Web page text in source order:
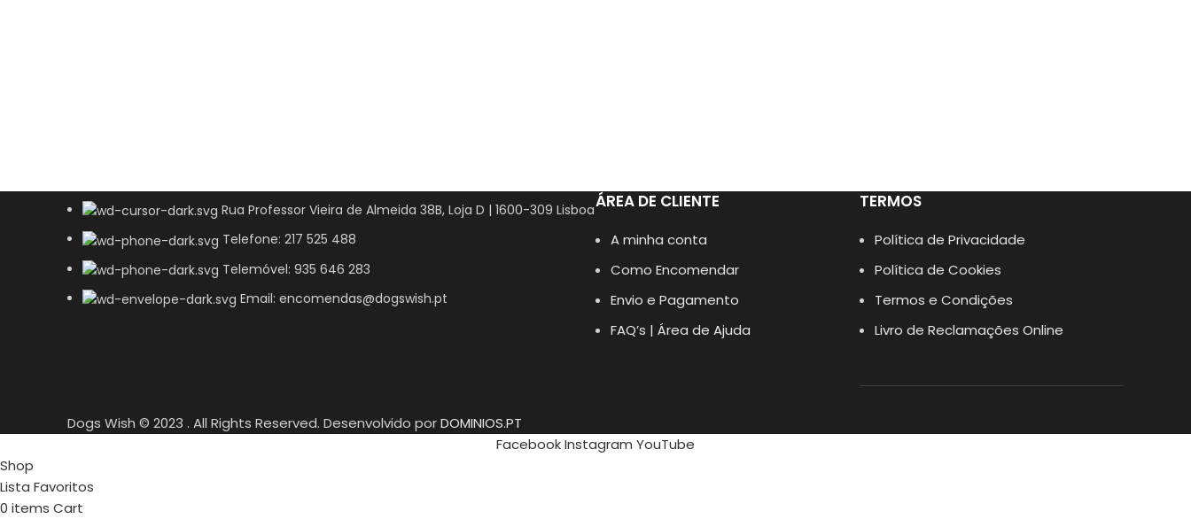
Rua Professor Vieira de Almeida 38B, Loja D | 1600-309 Lisboa
Telefone: 217 525 488
Telemóvel: 935 646 283
Email: encomendas@dogswish.pt
ÁREA DE CLIENTE
A minha conta
Como Encomendar
Envio e Pagamento
FAQ’s | Área de Ajuda
TERMOS
Política de Privacidade
Política de Cookies
Termos e Condições
Livro de Reclamações Online
Dogs Wish © 2023 . All Rights Reserved. Desenvolvido porDOMINIOS.PT
FacebookInstagram YouTube
Shop
Lista Favoritos
0 items Cart